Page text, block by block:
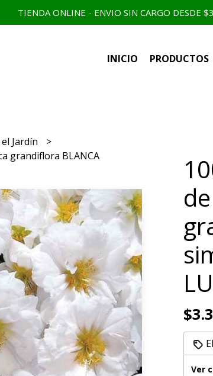
TIENDA ONLINE - ENVIO SIN CARGO DESDE
INICIO PRODUCTOS
Jardín
grandiflora BLANCA
Ver